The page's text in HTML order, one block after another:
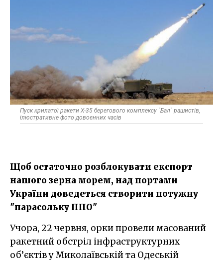
Пуск крилатої ракети Х-35 берегового комплексу "Бал" рашистів,
ілюстративне фото довоєнних часів
Щоб остаточно розблокувати експорт
нашого зерна морем, над портами
України доведеться створити потужну
"парасольку ППО"
Учора, 22 червня, орки провели масований
ракетний обстріл інфраструктурних
об’єктів у Миколаївській та Одеській